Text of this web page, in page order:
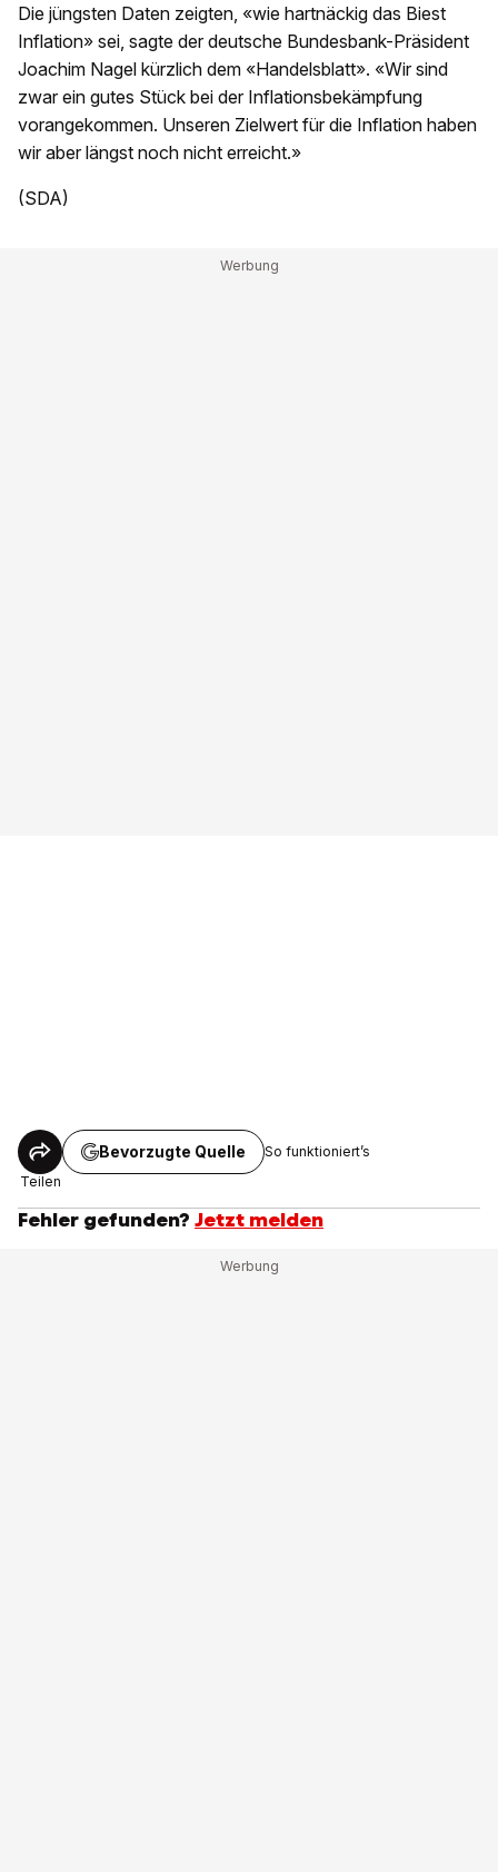
Die jüngsten Daten zeigten, «wie hartnäckig das Biest
Inflation» sei, sagte der deutsche Bundesbank-Präsident
Joachim Nagel kürzlich dem «Handelsblatt». «Wir sind
zwar ein gutes Stück bei der Inflationsbekämpfung
vorangekommen. Unseren Zielwert für die Inflation haben
wir aber längst noch nicht erreicht.»
(SDA)
Teilen
Bevorzugte Quelle So funktioniert’s
Fehler gefunden? Jetzt melden